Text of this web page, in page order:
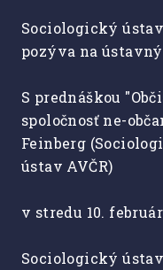
Sociologický
pozýva na
S prednáškou
spoločnosť ne-
Feinberg
ústav AVČR)
v stredu 10.
Sociologický ústav